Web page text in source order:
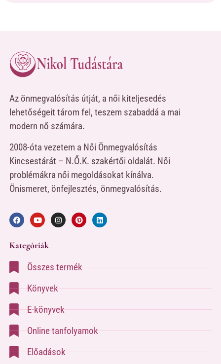
Az önmegvalósítás útját, a női kiteljesedés
lehetőségeit tárom fel, teszem szabaddá a mai
modern nő számára.
2008-óta vezetem a Női Önmegvalósítás
Kincsestárát – N.Ő.K. szakértői oldalát. Női
problémákra női megoldásokat kínálva.
Önismeret, önfejlesztés, önmegvalósítás.
Kategóriák
Összes termék
Könyvek
E-könyvek
Online tanfolyamok
Előadások